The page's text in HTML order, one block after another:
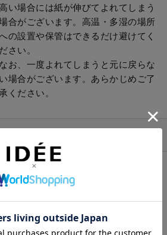
い場合には紙が伸びてよれてしまう
合がございます。高温・多湿の場所
の設置や保管はできるだけ避けてく
ださい。
なお、一度よれてしまうと元に戻らな
い場合がございます。あらかじめご了
ください。
・ロスコ) / 1903～1970
な画家で、20世紀を代表する画家
求心と死と魂をめぐる思想は、彼
与えました。